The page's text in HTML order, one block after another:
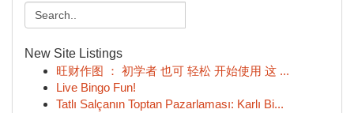
New Site Listings
旺财作图 ： 初学者 也可 轻松 开始使用 这 ...
Live Bingo Fun!
Tatlı Salçanın Toptan Pazarlaması: Karlı Bi...